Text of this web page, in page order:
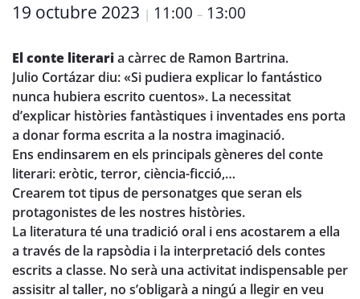
19 octubre 2023 | 11:00 – 13:00
El conte literaria càrrec de Ramon Bartrina.
Julio Cortázar diu: «Si pudiera explicar lo fantástico
nunca hubiera escrito cuentos». La necessitat
d’explicar històries fantàstiques i inventades ens porta
a donar forma escrita a la nostra imaginació.
Ens endinsarem en els principals gèneres del conte
literari: eròtic, terror, ciència-ficció,…
Crearem tot tipus de personatges que seran els
protagonistes de les nostres històries.
La literatura té una tradició oral i ens acostarem a ella
a través de la rapsòdia i la interpretació dels contes
escrits a classe. No serà una activitat indispensable per
assisitr al taller, no s’obligarà a ningú a llegir en veu